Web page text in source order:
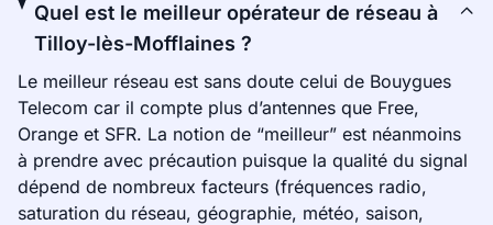
Quel est le meilleur opérateur de réseau à
Tilloy-lès-Mofflaines ?
Le meilleur réseau est sans doute celui de Bouygues
Telecom car il compte plus d’antennes que Free,
Orange et SFR. La notion de “meilleur” est néanmoins
à prendre avec précaution puisque la qualité du signal
dépend de nombreux facteurs (fréquences radio,
saturation du réseau, géographie, météo, saison,